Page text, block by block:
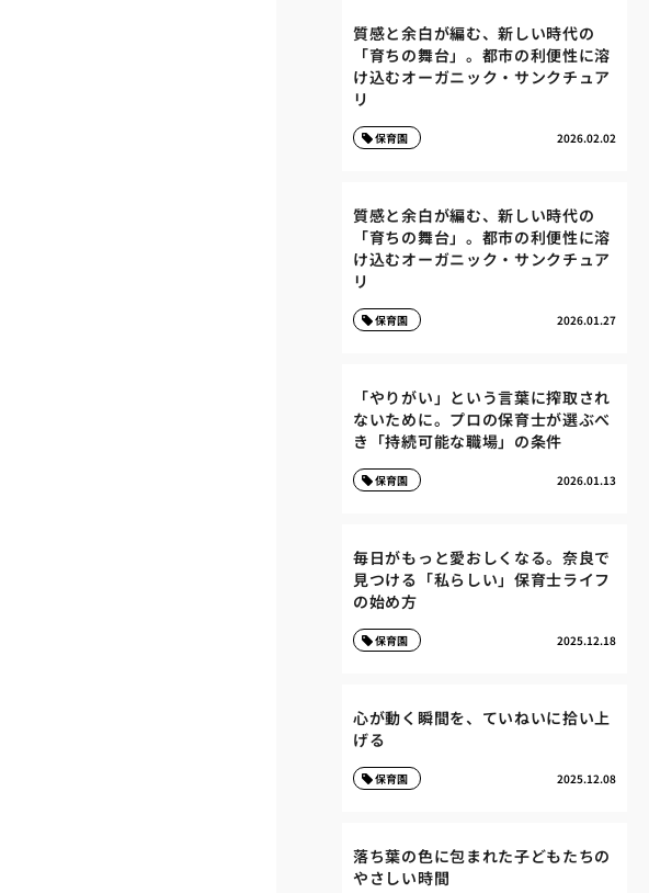
質感と余白が編む、新しい時代の
「育ちの舞台」。都市の利便性に溶
け込むオーガニック・サンクチュア
リ
2026.02.02
保育園
質感と余白が編む、新しい時代の
「育ちの舞台」。都市の利便性に溶
け込むオーガニック・サンクチュア
リ
2026.01.27
保育園
「やりがい」という言葉に搾取され
ないために。プロの保育士が選ぶべ
き「持続可能な職場」の条件
2026.01.13
保育園
毎日がもっと愛おしくなる。奈良で
見つける「私らしい」保育士ライフ
の始め方
2025.12.18
保育園
心が動く瞬間を、ていねいに拾い上
げる
2025.12.08
保育園
落ち葉の色に包まれた子どもたちの
やさしい時間